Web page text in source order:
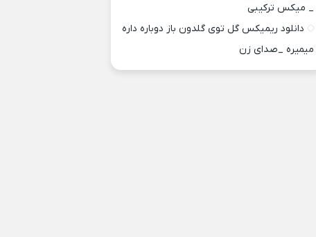
_ میکس ترکیبی
دانلود ریمیکس گل توی گلدون باز دوباره داره
میمیره _صدای زن